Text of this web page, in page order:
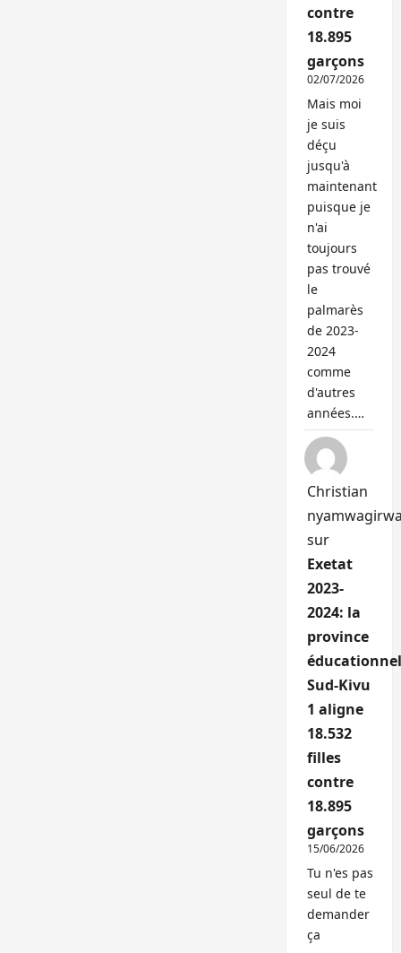
contre
18.895
garçons
02/07/2026
Mais moi
je suis
déçu
jusqu'à
maintenant
puisque je
n'ai
toujours
pas trouvé
le
palmarès
de 2023-
2024
comme
d'autres
années.…
Christian
sur
Exetat
2023-
2024: la
province
Sud-Kivu
1 aligne
18.532
filles
contre
18.895
garçons
15/06/2026
Tu n'es pas
seul de te
demander
ça